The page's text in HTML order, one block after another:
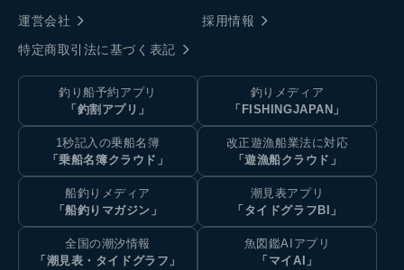
運営会社
採用情報
特定商取引法に基づく表記
釣り船予約アプリ
「釣割アプリ」
釣りメディア
「FISHINGJAPAN」
1秒記入の乗船名簿
「乗船名簿クラウド」
改正遊漁船業法に対応
「遊漁船クラウド」
船釣りメディア
「船釣りマガジン」
潮見表アプリ
「タイドグラフBI」
全国の潮汐情報
「潮見表・タイドグラフ」
魚図鑑AIアプリ
「マイAI」